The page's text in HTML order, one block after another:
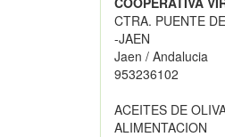
CTRA. PUENTE
-JAEN
Jaen / Andalucia
953236102
ACEITES DE
ALIMENTACION